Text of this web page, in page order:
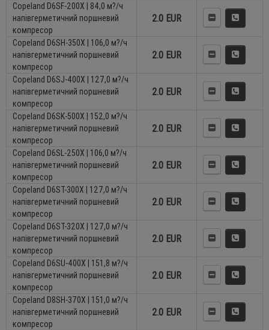
Copeland D6SF-200X | 84,0 м?/ч
напівгерметичний поршневий
компресор
2.0 EUR
Copeland D6SH-350X | 106,0 м?/ч
напівгерметичний поршневий
компресор
2.0 EUR
Copeland D6SJ-400X | 127,0 м?/ч
напівгерметичний поршневий
компресор
2.0 EUR
Copeland D6SK-500X | 152,0 м?/ч
напівгерметичний поршневий
компресор
2.0 EUR
Copeland D6SL-250X | 106,0 м?/ч
напівгерметичний поршневий
компресор
2.0 EUR
Copeland D6ST-300X | 127,0 м?/ч
напівгерметичний поршневий
компресор
2.0 EUR
Copeland D6ST-320X | 127,0 м?/ч
напівгерметичний поршневий
компресор
2.0 EUR
Copeland D6SU-400X | 151,8 м?/ч
напівгерметичний поршневий
компресор
2.0 EUR
Copeland D8SH-370X | 151,0 м?/ч
напівгерметичний поршневий
компресор
2.0 EUR